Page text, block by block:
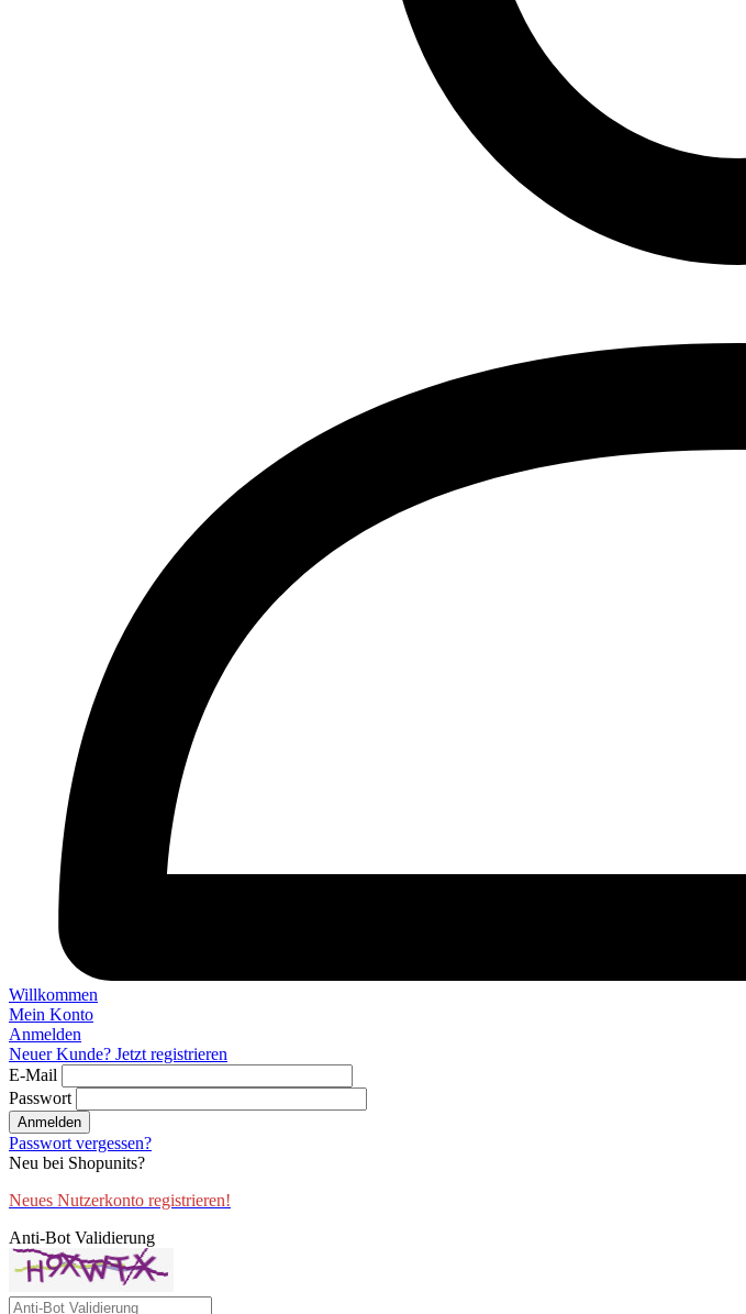
Willkommen
Mein Konto
Anmelden
Neuer Kunde? Jetzt registrieren
E-Mail
Passwort
Anmelden
Passwort vergessen?
Neu bei Shopunits?
Neues Nutzerkonto registrieren!
Anti-Bot Validierung